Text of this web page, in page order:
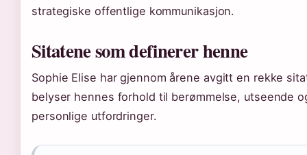
strategiske offentlige kommunikasjon.
Sitatene som definerer henne
Sophie Elise har gjennom årene avgitt en rekke
belyser hennes forhold til berømmelse, utseende
personlige utfordringer.